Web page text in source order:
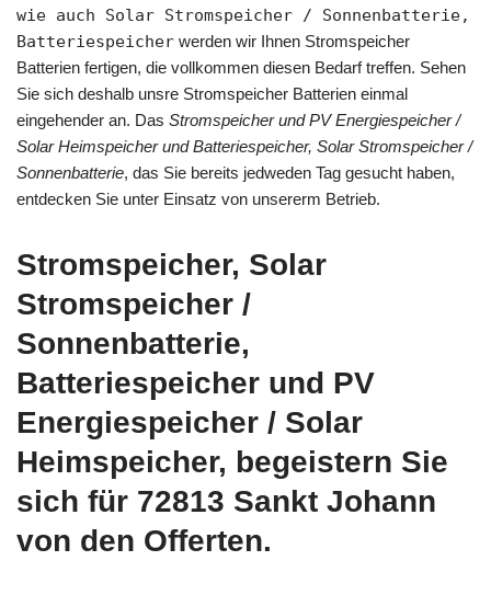
wie auch Solar Stromspeicher / Sonnenbatterie,
Batteriespeicher werden wir Ihnen Stromspeicher
Batterien fertigen, die vollkommen diesen Bedarf treffen. Sehen
Sie sich deshalb unsre Stromspeicher Batterien einmal
eingehender an. Das Stromspeicher und PV Energiespeicher /
Solar Heimspeicher und Batteriespeicher, Solar Stromspeicher /
Sonnenbatterie, das Sie bereits jedweden Tag gesucht haben,
entdecken Sie unter Einsatz von unsererm Betrieb.
Stromspeicher, Solar
Stromspeicher /
Sonnenbatterie,
Batteriespeicher und PV
Energiespeicher / Solar
Heimspeicher, begeistern Sie
sich für 72813 Sankt Johann
von den Offerten.